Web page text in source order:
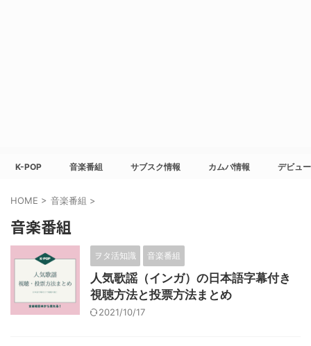
K-POP 音楽番組 サブスク情報 カムバ情報 デビュ
HOME > 音楽番組 >
音楽番組
ヲタ活知識 音楽番組
人気歌謡（インガ）の日本語字幕付き
視聴方法と投票方法まとめ
2021/10/17